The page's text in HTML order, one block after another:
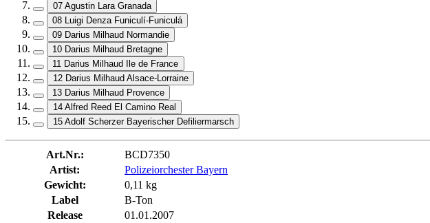
07 Agustin Lara Granada
08 Luigi Denza Funiculí-Funiculá
09 Darius Milhaud Normandie
10 Darius Milhaud Bretagne
11 Darius Milhaud Ile de France
12 Darius Milhaud Alsace-Lorraine
13 Darius Milhaud Provence
14 Alfred Reed El Camino Real
15 Adolf Scherzer Bayerischer Defiliermarsch
Art.Nr.:
BCD7350
Artist:
Polizeiorchester Bayern
Gewicht:
0,11 kg
Label
B-Ton
Release
01.01.2007